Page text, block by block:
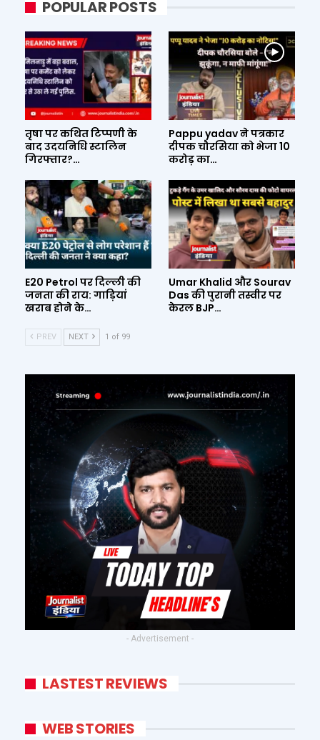
POPULAR POSTS
तृषा पर कथित टिप्पणी के
बाद उदयनिधि स्टालिन
गिरफ्तार?…
Pappu yadav ने पत्रकार
दीपक चौरसिया को भेजा 10
करोड़ का…
E20 Petrol पर दिल्ली की
जनता की राय: गाड़ियां
खराब होने के…
Umar Khalid और Sourav
Das की पुरानी तस्वीर पर
केरल BJP…
PREV NEXT 1 of 99
- Advertisement -
LASTEST REVIEWS
WEB STORIES